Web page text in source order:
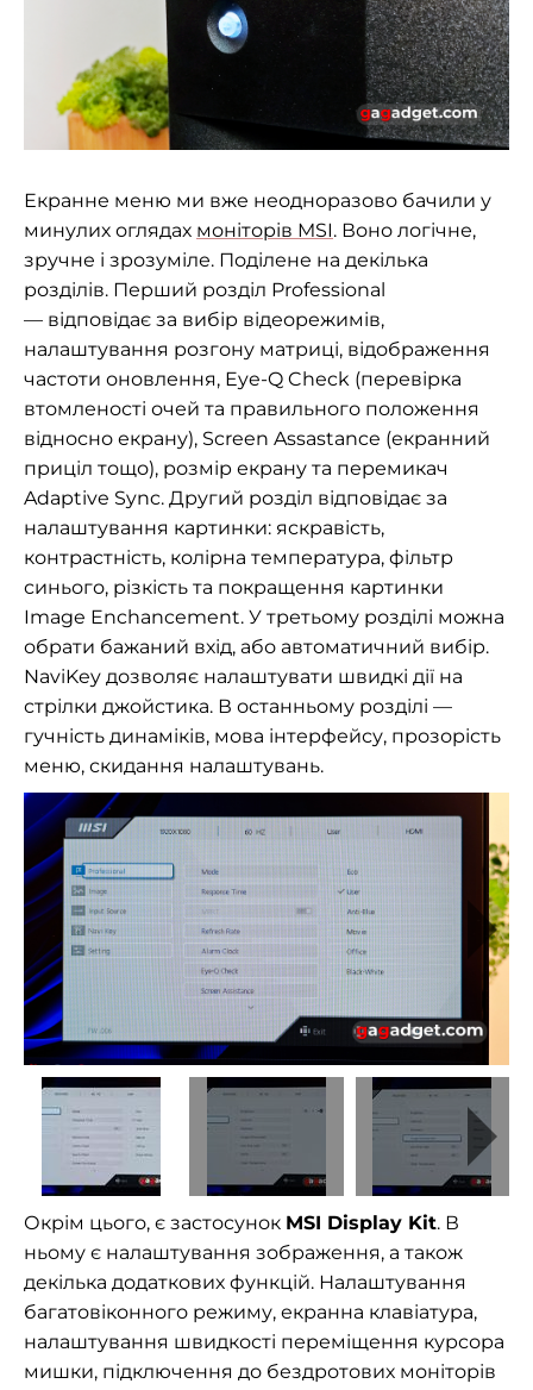
Екранне меню ми вже неодноразово бачили у
минулих оглядах моніторів MSI. Воно логічне,
зручне і зрозуміле. Поділене на декілька
розділів. Перший розділ Professional
— відповідає за вибір відеорежимів,
налаштування розгону матриці, відображення
частоти оновлення, Eye-Q Check (перевірка
втомленості очей та правильного положення
відносно екрану), Screen Assastance (екранний
приціл тощо), розмір екрану та перемикач
Adaptive Sync. Другий розділ відповідає за
налаштування картинки: яскравість,
контрастність, колірна температура, фільтр
синього, різкість та покращення картинки
Image Enchancement. У третьому розділі можна
обрати бажаний вхід, або автоматичний вибір.
NaviKey дозволяє налаштувати швидкі дії на
стрілки джойстика. В останньому розділі —
гучність динаміків, мова інтерфейсу, прозорість
меню, скидання налаштувань.
Окрім цього, є застосунок MSI Display Kit. В
ньому є налаштування зображення, а також
декілька додаткових функцій. Налаштування
багатовіконного режиму, екранна клавіатура,
налаштування швидкості переміщення курсора
мишки, підключення до бездротових моніторів